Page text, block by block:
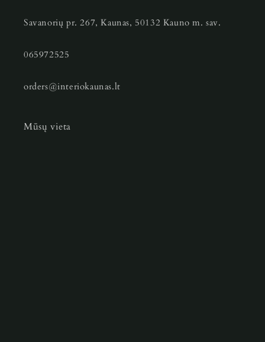
Savanorių pr. 267, Kaunas, 50132 Kauno m. sav.
065972525
orders@interiokaunas.lt
Mūsų vieta